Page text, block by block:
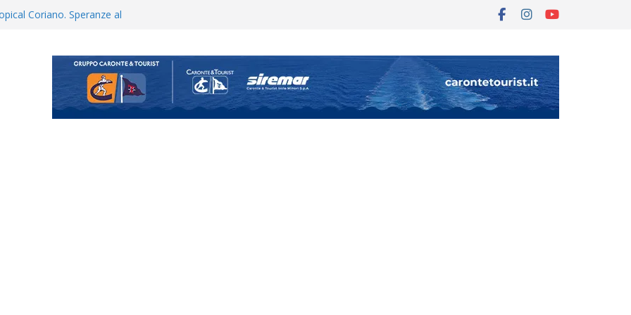
bocciato il Fasano,
e Kamarat restano in
non molla: “Pronti a
conferma i giovani
il terzino Matteo Guerriero